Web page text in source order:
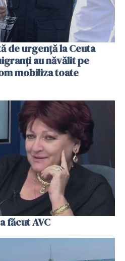
de urgență la Ceuta
au năvălit pe
mobiliza toate
făcut AVC